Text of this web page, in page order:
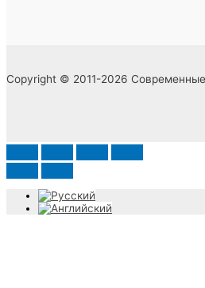
Copyright © 2011-2026 Современные